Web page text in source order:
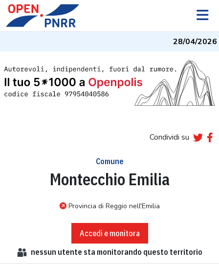
28/04/2026-
Condividi su
Comune
Montecchio Emilia
Provincia di Reggio nell'Emilia
Accedi e monitora
nessun utente sta monitorando questo territorio